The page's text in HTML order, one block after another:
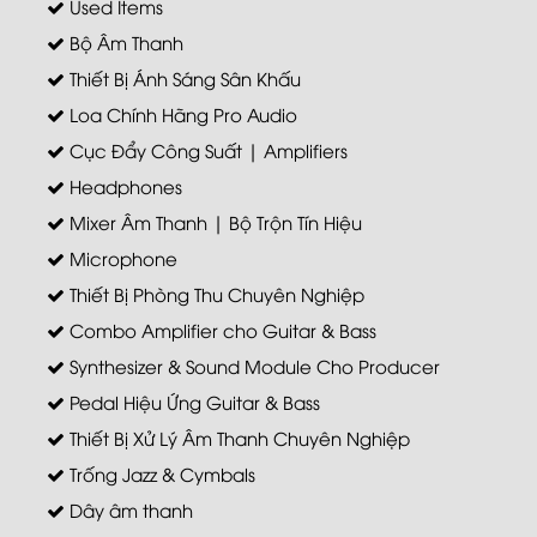
Used Items
Bộ Âm Thanh
Thiết Bị Ánh Sáng Sân Khấu
Loa Chính Hãng Pro Audio
Cục Đẩy Công Suất | Amplifiers
Headphones
Mixer Âm Thanh | Bộ Trộn Tín Hiệu
Microphone
Thiết Bị Phòng Thu Chuyên Nghiệp
Combo Amplifier cho Guitar & Bass
Synthesizer & Sound Module Cho Producer
Pedal Hiệu Ứng Guitar & Bass
Thiết Bị Xử Lý Âm Thanh Chuyên Nghiệp
Trống Jazz & Cymbals
Dây âm thanh